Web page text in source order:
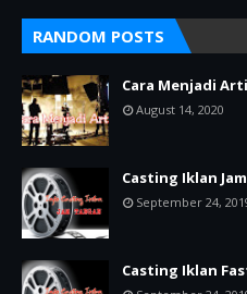
RANDOM POSTS
Cara Menjadi
August 14, 2020
Casting Iklan
September 24,
Casting Iklan